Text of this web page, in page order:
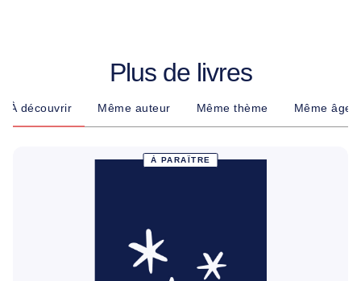
Plus de livres
À découvrir Même auteur Même thème Même âge
À PARAÎTRE